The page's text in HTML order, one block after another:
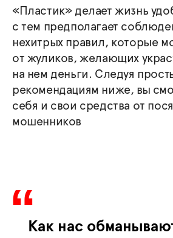
«Пластик» делает жизнь
с тем предполагает
нехитрых правил, которые
от жуликов, желающих
на нем деньги. Следуя
рекомендациям ниже, вы
себя и свои средства от
мошенников
Как нас